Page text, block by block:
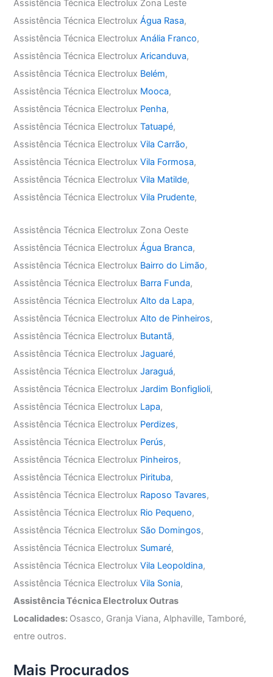
Assistência Técnica Electrolux Zona Leste
Assistência Técnica ElectroluxÁgua Rasa,
Assistência Técnica ElectroluxAnália Franco,
Assistência Técnica ElectroluxAricanduva,
Assistência Técnica Electrolux Belém,
Assistência Técnica Electrolux Mooca,
Assistência Técnica Electrolux Penha,
Assistência Técnica ElectroluxTatuapé,
Assistência Técnica ElectroluxVila Carrão,
Assistência Técnica ElectroluxVila Formosa,
Assistência Técnica ElectroluxVila Matilde,
Assistência Técnica ElectroluxVila Prudente,
Assistência Técnica Electrolux Zona Oeste
Assistência Técnica ElectroluxÁgua Branca,
Assistência Técnica Electrolux Bairro do Limão,
Assistência Técnica Electrolux Barra Funda,
Assistência Técnica ElectroluxAlto da Lapa,
Assistência Técnica ElectroluxAlto de Pinheiros,
Assistência Técnica Electrolux Butantã,
Assistência Técnica ElectroluxJaguaré,
Assistência Técnica ElectroluxJaraguá,
Assistência Técnica ElectroluxJardim Bonfiglioli,
Assistência Técnica Electrolux Lapa,
Assistência Técnica Electrolux Perdizes,
Assistência Técnica Electrolux Perús,
Assistência Técnica Electrolux Pinheiros,
Assistência Técnica Electrolux Pirituba,
Assistência Técnica Electrolux Raposo Tavares,
Assistência Técnica Electrolux Rio Pequeno,
Assistência Técnica Electrolux São Domingos,
Assistência Técnica Electrolux Sumaré,
Assistência Técnica ElectroluxVila Leopoldina,
Assistência Técnica ElectroluxVila Sonia,
Assistência Técnica Electrolux Outras
Localidades: Osasco, Granja Viana, Alphaville, Tamboré,
entre outros.
Mais Procurados